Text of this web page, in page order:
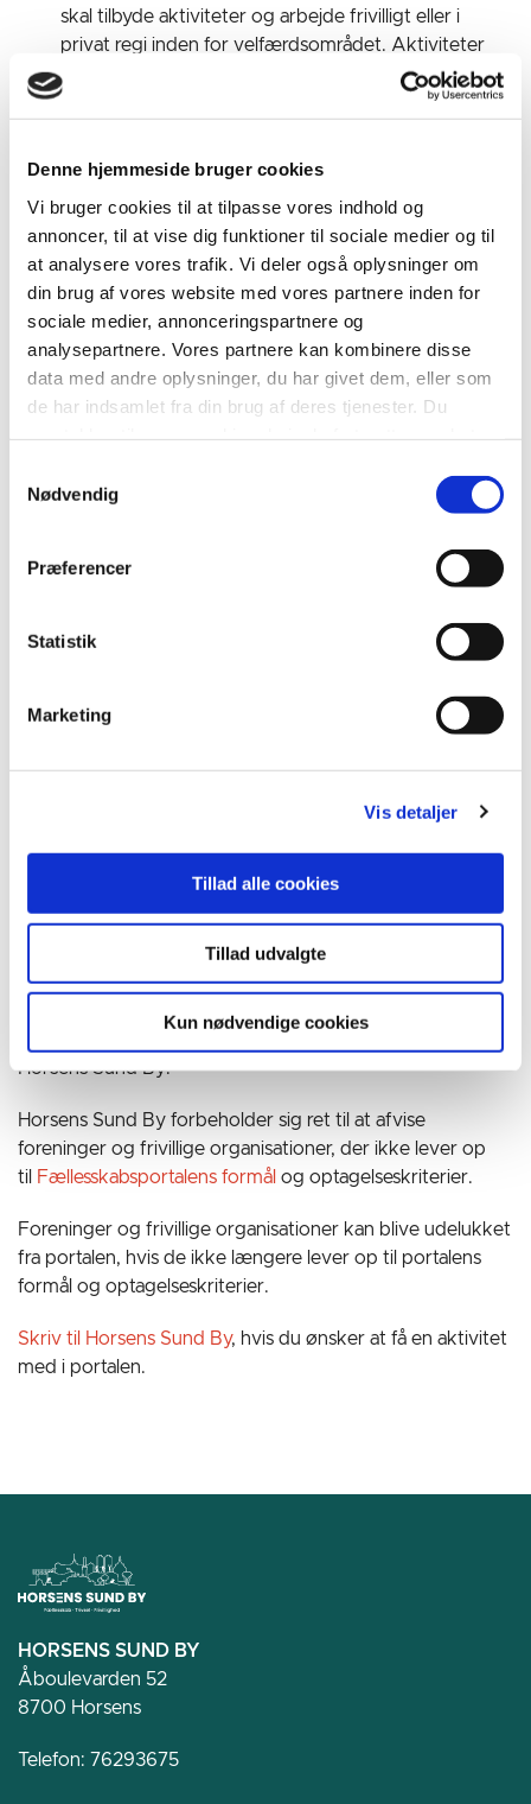
Denne hjemmeside bruger cookies
Vi bruger cookies til at tilpasse vores indhold og
annoncer, til at vise dig funktioner til sociale medier og til
at analysere vores trafik. Vi deler også oplysninger om
din brug af vores website med vores partnere inden for
sociale medier, annonceringspartnere og
analysepartnere. Vores partnere kan kombinere disse
data med andre oplysninger, du har givet dem, eller som
de har indsamlet fra din brug af deres tjenester. Du
Nødvendig
Præferencer
Statistik
Marketing
Vis detaljer
Tillad alle cookies
Tillad udvalgte
Kun nødvendige cookies
skal tilbyde aktiviteter og arbejde frivilligt eller i
privat regi inden for velfærdsområdet. Aktiviteter
kan fx. være indenfor:
- Det humanitære område
- Flygtninge, indvandrere og etniske minoriteter
- Krisecenter og køn
Hospice og hospice-støtteforeninger
Det skal som minimum fremgå af jeres vedtægter, at
organisationen arbejder med et socialt eller
sundhedsmæssigt sigte eller formål.
Foreningen skal have aktiviteter målrettet borgere i
Horsens Kommune.
Foreningen skal have medlemmer, frivillige og
aktiviteter i Horsens Kommune. Medlemskab eller
ikke kræve særlig optagelse.
frivilligt for den enkelte.
frivilligråd, paraplyorganisationer og digitale tilbud,
der har som formål at hjælpe og understøtte andre
Aktiviteter, der opnår støtte fra paragraf 18 puljen til
frivilligt socialt arbejde, kan også søge om at blive
optaget i Fællesskabsportalen.
Hvordan bliver man optaget i
Fællesskabsportalen?
For at blive optaget i Fællesskabsportalen, skal I udfylde
Horsens Sund By.
Horsens Sund By forbeholder sig ret til at afvise
foreninger og frivillige organisationer, der ikke lever op
til Fællesskabsportalens formål og optagelseskriterier.
Foreninger og frivillige organisationer kan blive udelukket
fra portalen, hvis de ikke længere lever op til portalens
formål og optagelseskriterier.
Skriv til Horsens Sund By, hvis du ønsker at få en aktivitet
med i portalen.
HORSENS SUND BY
Åboulevarden 52
8700 Horsens
Telefon: 76293675